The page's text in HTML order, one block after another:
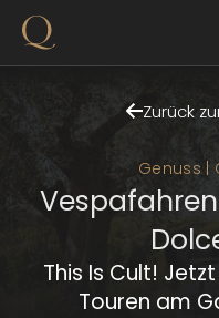
Zurück
This Is Cult!
Touren am
Genuss |